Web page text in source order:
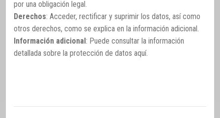
por una obligación legal.
Derechos: Acceder, rectificar y suprimir los datos, así como
otros derechos, como se explica en la información adicional.
Información adicional: Puede consultar la información
detallada sobre la protección de datos aquí.